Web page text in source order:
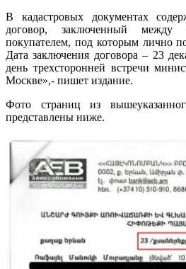
В кадастровых документах
договор, заключенный
покупателем, под которым лично
Дата заключения договора – 23
день трехсторонней встречи
Москве»,- пишет издание.
Фото страниц из
представлены ниже.